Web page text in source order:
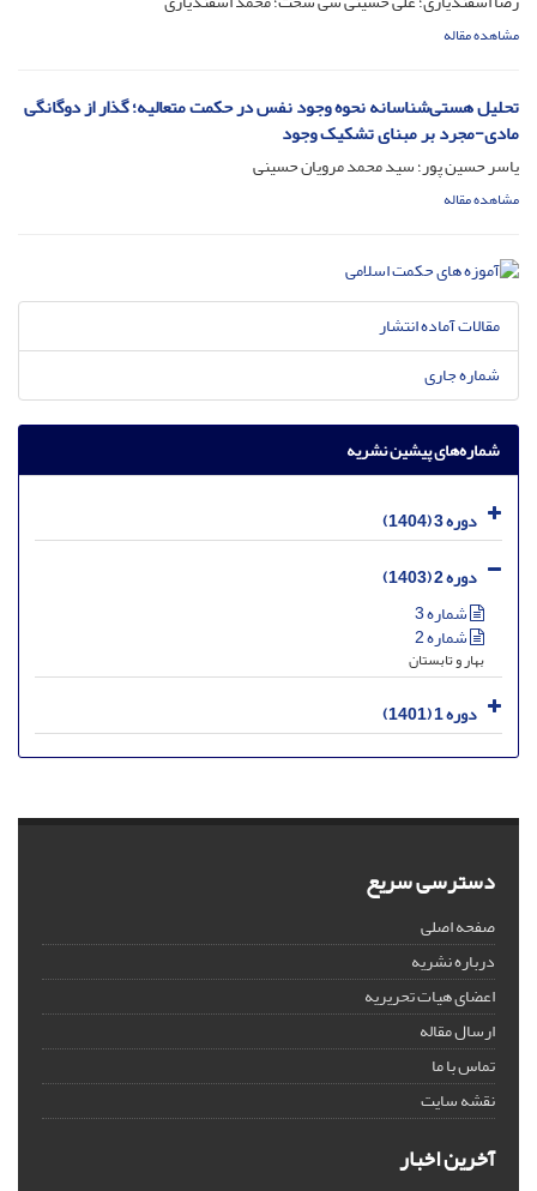
مشاهده مقاله
تحلیل هستی‌شناسانه نحوه وجود نفس در حکمت متعالیه؛ گذار از دوگانگی
مادی-مجرد بر مبنای تشکیک وجود
یاسر حسین پور؛ سید محمد مرویان حسینی
مشاهده مقاله
مقالات آماده انتشار
شماره جاری
شماره‌های پیشین نشریه
دوره 3 (1404)
دوره 2 (1403)
شماره 3
شماره 2
بهار و تابستان
دوره 1 (1401)
دسترسی سریع
صفحه اصلی
درباره نشریه
اعضای هیات تحریریه
ارسال مقاله
تماس با ما
نقشه سایت
آخرین اخبار